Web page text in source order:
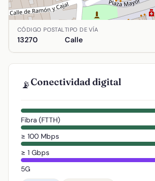
Ubicación de Giner de los Rios en
CÓDIGO POSTAL
13270
TIPO DE VÍA
Calle
📡Conectividad digital
Fibra (FTTH)
≥ 100 Mbps
≥ 1 Gbps
5G